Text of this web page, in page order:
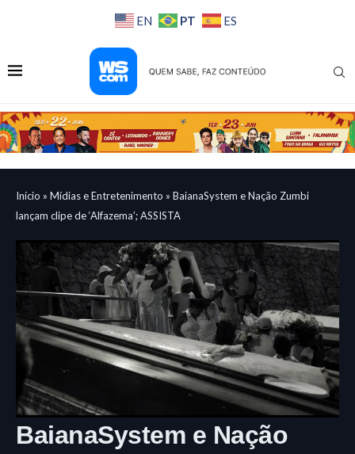
EN PT ES
Início » Mídias e Entretenimento » BaianaSystem e Nação Zumbi
lançam clipe de ‘Alfazema’; ASSISTA
BaianaSystem e Nação